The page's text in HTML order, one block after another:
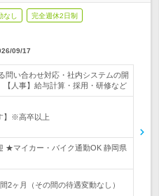
なし 完全週休2日制
09/17
問い合わせ対応・社内システムの開
給与計算・採用・研修など
】※高卒以上
★マイカー・バイク通勤OK 静岡県
2ヶ月（その間の待遇変動なし）